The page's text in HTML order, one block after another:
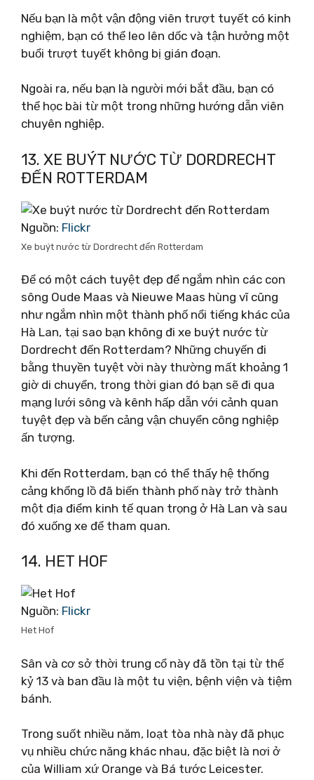
Nếu bạn là một vận động viên trượt tuyết có kinh
nghiệm, bạn có thể leo lên dốc và tận hưởng một
buổi trượt tuyết không bị gián đoạn.
Ngoài ra, nếu bạn là người mới bắt đầu, bạn có
thể học bài từ một trong những hướng dẫn viên
chuyên nghiệp.
13. XE BUÝT NƯỚC TỪ DORDRECHT
ĐẾN ROTTERDAM
Nguồn: Flickr
Xe buýt nước từ Dordrecht đến Rotterdam
Để có một cách tuyệt đẹp để ngắm nhìn các con
sông Oude Maas và Nieuwe Maas hùng vĩ cũng
như ngắm nhìn một thành phố nổi tiếng khác của
Hà Lan, tại sao bạn không đi xe buýt nước từ
Dordrecht đến Rotterdam? Những chuyến đi
bằng thuyền tuyệt vời này thường mất khoảng 1
giờ di chuyển, trong thời gian đó bạn sẽ đi qua
mạng lưới sông và kênh hấp dẫn với cảnh quan
tuyệt đẹp và bến cảng vận chuyển công nghiệp
ấn tượng.
Khi đến Rotterdam, bạn có thể thấy hệ thống
cảng khổng lồ đã biến thành phố này trở thành
một địa điểm kinh tế quan trọng ở Hà Lan và sau
đó xuống xe để tham quan.
14. HET HOF
Nguồn: Flickr
Het Hof
Sân và cơ sở thời trung cổ này đã tồn tại từ thế
kỷ 13 và ban đầu là một tu viện, bệnh viện và tiệm
bánh.
Trong suốt nhiều năm, loạt tòa nhà này đã phục
vụ nhiều chức năng khác nhau, đặc biệt là nơi ở
của William xứ Orange và Bá tước Leicester.